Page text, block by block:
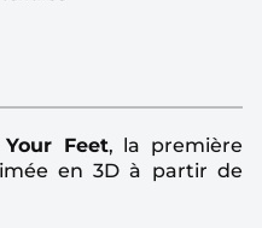
Feet, la première
en 3D à partir de